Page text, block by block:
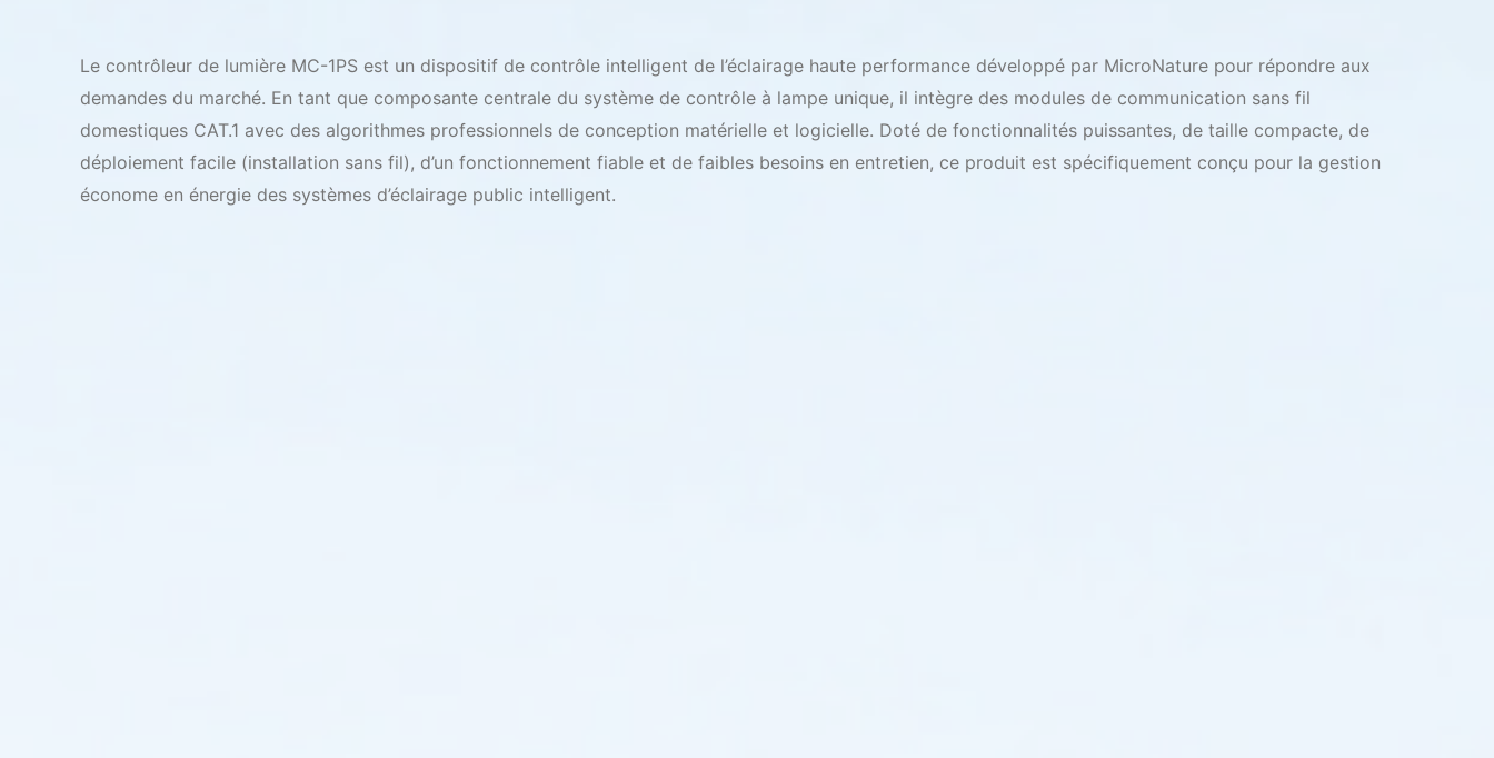
Le contrôleur de lumière MC-1PS est un dispositif de contrôle intelligent de l’éclairage haute performance développé par MicroNature pour répondre aux
demandes du marché. En tant que composante centrale du système de contrôle à lampe unique, il intègre des modules de communication sans fil
domestiques CAT.1 avec des algorithmes professionnels de conception matérielle et logicielle. Doté de fonctionnalités puissantes, de taille compacte, de
déploiement facile (installation sans fil), d’un fonctionnement fiable et de faibles besoins en entretien, ce produit est spécifiquement conçu pour la gestion
économe en énergie des systèmes d’éclairage public intelligent.